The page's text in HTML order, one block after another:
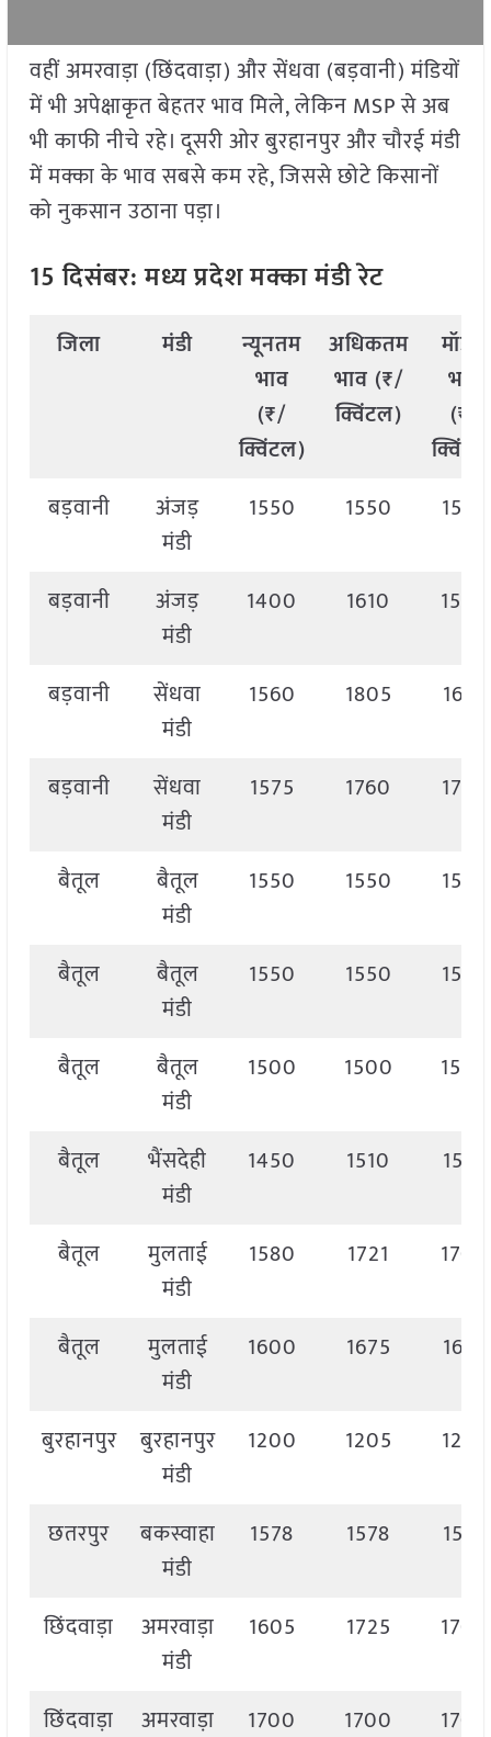
वहीं अमरवाड़ा (छिंदवाड़ा) और सेंधवा (बड़वानी) मंडियों
में भी अपेक्षाकृत बेहतर भाव मिले, लेकिन MSP से अब
भी काफी नीचे रहे। दूसरी ओर बुरहानपुर और चौरई मंडी
में मक्का के भाव सबसे कम रहे, जिससे छोटे किसानों
को नुकसान उठाना पड़ा।
15 दिसंबर: मध्य प्रदेश मक्का मंडी रेट
जिला मंडी
न्यूनतम
भाव
(₹/
क्विंटल)
अधिकतम
भाव (₹/
क्विंटल)
मॉडल
भाव
(₹/
बड़वानी
अंजड़
मंडी
1550 1550 1550
बड़वानी
अंजड़
मंडी
1400 1610 1500
बड़वानी
सेंधवा
मंडी
1560 1805 1685
बड़वानी
सेंधवा
मंडी
1575 1760 1760
बैतूल
बैतूल
मंडी
1550 1550 1550
बैतूल
बैतूल
मंडी
1550 1550 1550
बैतूल
बैतूल
मंडी
1500 1500 1500
बैतूल
भैंसदेही
मंडी
1450 1510 1510
बैतूल
मुलताई
मंडी
1580 1721 1700
बैतूल
मुलताई
मंडी
1600 1675 1675
बुरहानपुर
बुरहानपुर
मंडी
1200 1205 1205
छतरपुर
बकस्वाहा
मंडी
1578 1578 1578
छिंदवाड़ा
अमरवाड़ा
मंडी
1605 1725 1700
छिंदवाड़ा
अमरवाड़ा
1700 1700 1700